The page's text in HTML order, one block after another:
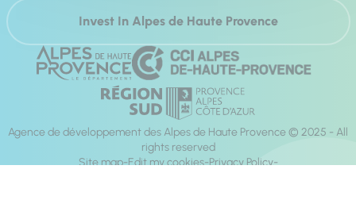
Invest In Alpes de Haute Provence
Agence de développement des Alpes de Haute Provence © 2025 - All
rights reserved
Site map Edit my cookies Privacy Policy